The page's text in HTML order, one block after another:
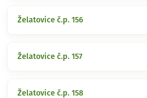
Želatovice č.p. 156
Želatovice č.p. 157
Želatovice č.p. 158